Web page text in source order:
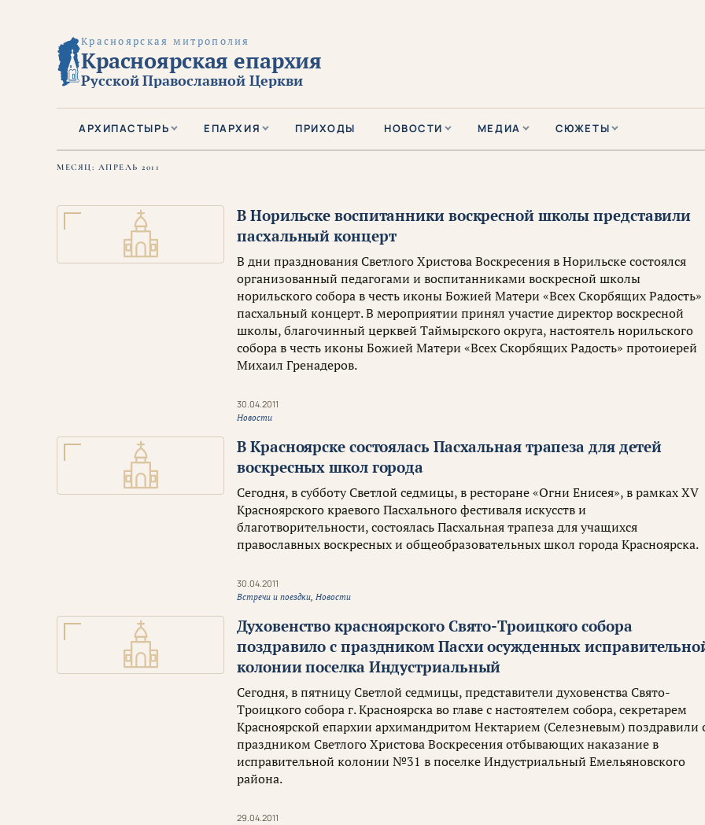
Красноярская митрополия
Красноярская епархия
Русской Православной Церкви
АРХИПАСТЫРЬ ЕПАРХИЯ ПРИХОДЫ НОВОСТИ МЕДИА СЮЖЕТЫ
МЕСЯЦ: АПРЕЛЬ 2011
В Норильске воспитанники воскресной школы представили
пасхальный концерт
В дни празднования Светлого Христова Воскресения в Норильске состоялся
организованный педагогами и воспитанниками воскресной школы
норильского собора в честь иконы Божией Матери «Всех Скорбящих Радость»
пасхальный концерт. В мероприятии принял участие директор воскресной
школы, благочинный церквей Таймырского округа, настоятель норильского
собора в честь иконы Божией Матери «Всех Скорбящих Радость» протоиерей
Михаил Гренадеров.
30.04.2011
Новости
В Красноярске состоялась Пасхальная трапеза для детей
воскресных школ города
Сегодня, в субботу Светлой седмицы, в ресторане «Огни Енисея», в рамках XV
Красноярского краевого Пасхального фестиваля искусств и
благотворительности, состоялась Пасхальная трапеза для учащихся
православных воскресных и общеобразовательных школ города Красноярска.
30.04.2011
Встречи и поездки,Новости
Духовенство красноярского Свято-Троицкого собора
поздравило с праздником Пасхи осужденных
колонии поселка Индустриальный
Сегодня, в пятницу Светлой седмицы, представители духовенства Свято-
Троицкого собора г. Красноярска во главе с настоятелем собора, секретарем
Красноярской епархии архимандритом Нектарием (Селезневым) поздравили
праздником Светлого Христова Воскресения отбывающих наказание в
исправительной колонии №31 в поселке Индустриальный Емельяновского
района.
29.04.2011